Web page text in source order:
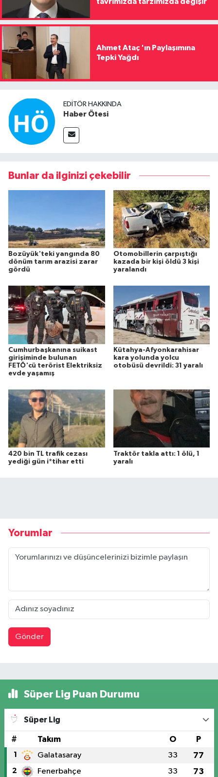
Ahmet Ataç 'ın Paylaşımına
Tepki Yağdı
EDITÖR HAKKINDA
Haber Ötesi
Bunlar da ilginizi çekebilir
Bozüyük'teki yangında 80
dönüm tarım arazisi zarar
gördü
Otomobillerin çarpıştığı
kazada bir kişi öldü 3 kişi
yaralandı
Cumhurbaşkanına suikast
girişiminde bulunan
FETÖ'cü terörist Elektriksiz
evde yaşamış
Kütahya-Afyonkarahisar
kara yolunda yolcu
otobüsü devrildi: 31 yaralı
420 bin TL trafik cezası
yediği gün i*tihar etti
Traktör takla attı: 1 ölü, 1
yaralı
Yorumlar
Gönder
Süper Lig Puan Durumu
Süper Lig
# Takım O P
1 Galatasaray 33 77
2 Fenerbahçe 33 73